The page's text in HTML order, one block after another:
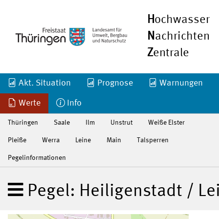
Hochwasser
Nachrichten
Zentrale
Akt. Situation Prognose Warnungen
Werte Info
Thüringen Saale Ilm Unstrut Weiße Elster
Pleiße Werra Leine Main Talsperren
Pegelinformationen
Pegel: Heiligenstadt /